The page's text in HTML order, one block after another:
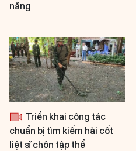
năng
Triển khai công tác
chuẩn bị tìm kiếm hài cốt
liệt sĩ chôn tập thể